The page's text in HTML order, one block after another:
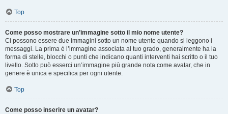
Top
Come posso mostrare un’immagine sotto il mio nome utente?
Ci possono essere due immagini sotto un nome utente quando si leggono i
messaggi. La prima è l’immagine associata al tuo grado, generalmente ha la
forma di stelle, blocchi o punti che indicano quanti interventi hai scritto o il tuo
livello. Sotto può esserci un’immagine più grande nota come avatar, che in
genere è unica e specifica per ogni utente.
Top
Come posso inserire un avatar?